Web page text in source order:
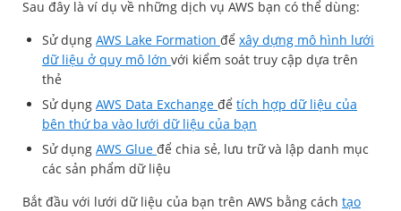
Sau đây là ví dụ về những dịch vụ AWS bạn có thể dùng:
Sử dụng AWS Lake Formation để xây dựng mô hình lưới
dữ liệu ở quy mô lớn với kiểm soát truy cập dựa trên
thẻ
Sử dụng AWS Data Exchange để tích hợp dữ liệu của
bên thứ ba vào lưới dữ liệu của bạn
Sử dụng AWS Glue để chia sẻ, lưu trữ và lập danh mục
các sản phẩm dữ liệu
Bắt đầu với lưới dữ liệu của bạn trên AWS bằng cách tạo